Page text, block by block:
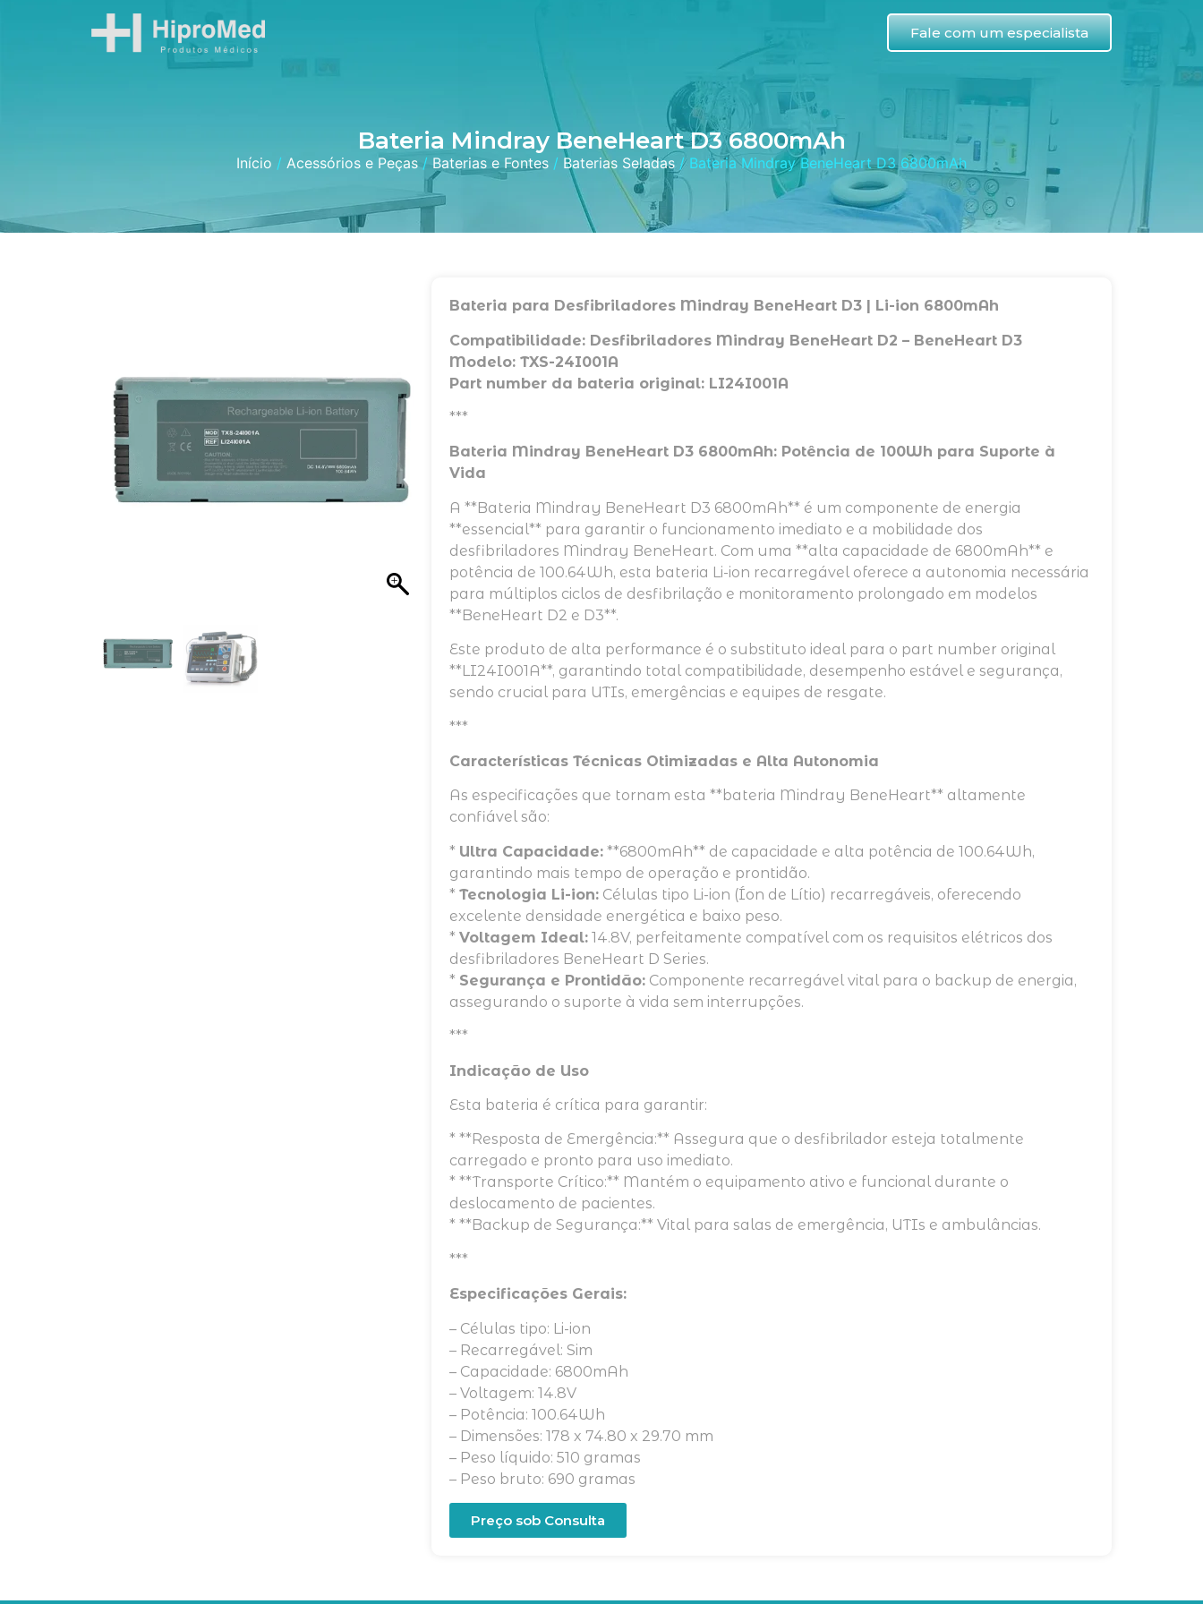
Fale com um especialista
Bateria Mindray BeneHeart D3 6800mAh
Início / Acessórios e Peças / Baterias e Fontes / Baterias Seladas / Bateria Mindray BeneHeart D3 6800mAh
Bateria para Desfibriladores Mindray BeneHeart D3 | Li-ion 6800mAh
Compatibilidade: Desfibriladores Mindray BeneHeart D2 – BeneHeart D3
Modelo: TXS-24I001A
Part number da bateria original: LI24I001A
***
Bateria Mindray BeneHeart D3 6800mAh: Potência de 100Wh para Suporte à
Vida
A **Bateria Mindray BeneHeart D3 6800mAh** é um componente de energia
**essencial** para garantir o funcionamento imediato e a mobilidade dos
desfibriladores Mindray BeneHeart. Com uma **alta capacidade de 6800mAh** e
potência de 100.64Wh, esta bateria Li-ion recarregável oferece a autonomia necessária
para múltiplos ciclos de desfibrilação e monitoramento prolongado em modelos
**BeneHeart D2 e D3**.
Este produto de alta performance é o substituto ideal para o part number original
**LI24I001A**, garantindo total compatibilidade, desempenho estável e segurança,
sendo crucial para UTIs, emergências e equipes de resgate.
***
Características Técnicas Otimizadas e Alta Autonomia
As especificações que tornam esta **bateria Mindray BeneHeart** altamente
confiável são:
* Ultra Capacidade:**6800mAh** de capacidade e alta potência de 100.64Wh,
garantindo mais tempo de operação e prontidão.
* Tecnologia Li-ion:Células tipo Li-ion (Íon de Lítio) recarregáveis, oferecendo
excelente densidade energética e baixo peso.
* Voltagem Ideal:14.8V, perfeitamente compatível com os requisitos elétricos dos
desfibriladores BeneHeart D Series.
* Segurança e Prontidão:Componente recarregável vital para o backup de energia,
assegurando o suporte à vida sem interrupções.
***
Indicação de Uso
Esta bateria é crítica para garantir:
* **Resposta de Emergência:** Assegura que o desfibrilador esteja totalmente
carregado e pronto para uso imediato.
* **Transporte Crítico:** Mantém o equipamento ativo e funcional durante o
deslocamento de pacientes.
* **Backup de Segurança:** Vital para salas de emergência, UTIs e ambulâncias.
***
Especificações Gerais:
– Células tipo: Li-ion
– Recarregável: Sim
– Capacidade: 6800mAh
– Voltagem: 14.8V
– Potência: 100.64Wh
– Dimensões: 178 x 74.80 x 29.70 mm
– Peso líquido: 510 gramas
– Peso bruto: 690 gramas
Preço sob Consulta